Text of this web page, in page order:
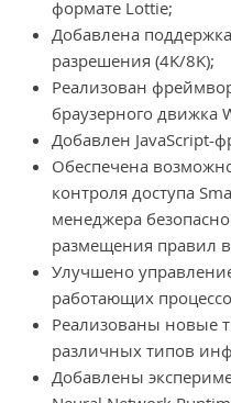
формате Lottie;
Добавлена
разрешения (4K/8K);
Реализован
браузерного движка
Добавлен JavaScript-
Обеспечена
контроля доступа
менеджера
размещения правил
Улучшено
работающих
Реализованы новые
различных типов
Добавлены